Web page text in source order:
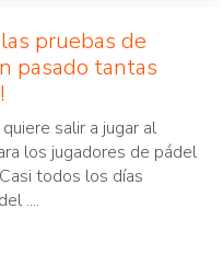
pruebas de
pasado tantas
salir a jugar al
los jugadores de pádel
todos los días
....